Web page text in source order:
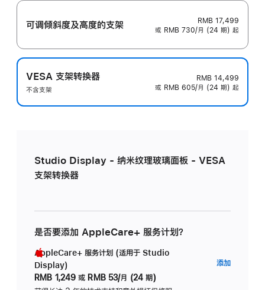
可调倾斜度及高‍度的支‍架
RMB 17,499
或 RMB 730/月 (24 期) 起
VESA 支架转换器
不含支架
RMB 14,499
或 RMB 605/月 (24 期) 起
Studio Display - 纳米纹理玻璃面板 - VESA
支架转换器
是否要添加 AppleCare+ 服务计划？
AppleCare+ 服务计划 (适用于 Studio
Display)
RMB 1,249 或 RMB 53/月 (24 期)
添加